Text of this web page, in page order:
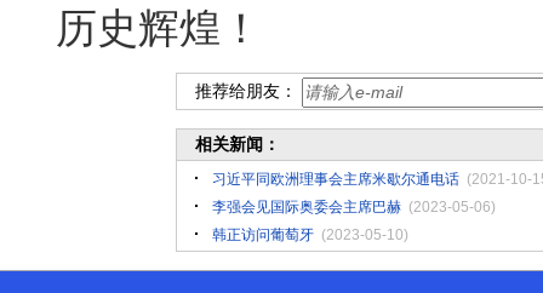
历史辉煌！
推荐给朋友：
相关新闻：
习近平同欧洲理事会主席米歇尔通电话 (2021-10-
李强会见国际奥委会主席巴赫 (2023-05-06)
韩正访问葡萄牙 (2023-05-10)